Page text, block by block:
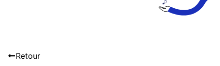
Retour